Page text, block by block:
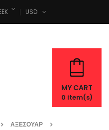
USD
MY CART
0 item(s)
ΑΞΕΣΟΥΆΡ